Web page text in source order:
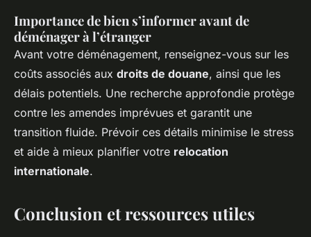
Importance de bien s’informer avant de
déménager à l’étranger
Avant votre déménagement, renseignez-vous sur les
coûts associés aux droits de douane, ainsi que les
délais potentiels. Une recherche approfondie protège
contre les amendes imprévues et garantit une
transition fluide. Prévoir ces détails minimise le stress
et aide à mieux planifier votre relocation
internationale.
Conclusion et ressources utiles